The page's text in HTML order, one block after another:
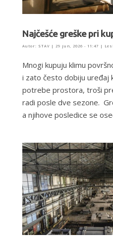
Najčešće greške pri
Autor: STAV| 29 jun, 2026 - 11:47 |
Mnogi kupuju klimu
i zato često dobiju uređaj
potrebe prostora, troši
radi posle dve sezone.
a njihove posledice se